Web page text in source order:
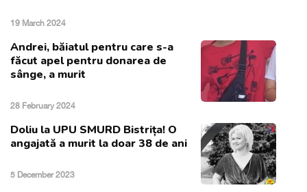
19 March 2024
Andrei, băiatul pentru care s-a
făcut apel pentru donarea de
sânge, a murit
28 February 2024
Doliu la UPU SMURD Bistrița! O
angajată a murit la doar 38 de ani
5 December 2023